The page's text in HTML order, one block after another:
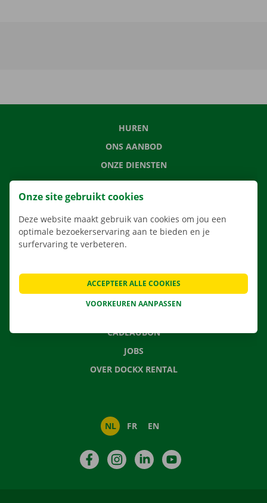
HUREN
ONS AANBOD
ONZE DIENSTEN
LOCATIES
APP
VERHUISOPLOSSINGEN
CONTACTEER ONS
VEELGESTELDE VRAGEN
CADEAUBON
JOBS
OVER DOCKX RENTAL
NL FR EN
FacebookInstagramLinkedIn
Onze site gebruikt cookies
Deze website maakt gebruik van cookies om jou een
optimale bezoekerservaring aan te bieden en je
surfervaring te verbeteren.
VOORKEUREN AANPASSEN
ACCEPTEER ALLE COOKIES